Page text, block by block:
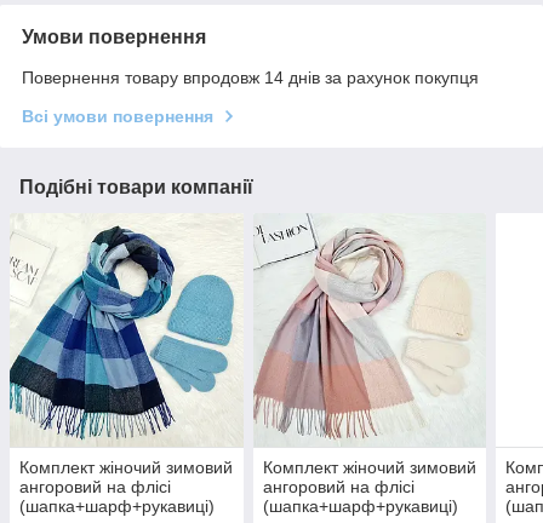
Умови повернення
Повернення товару впродовж 14 днів за рахунок покупця
Всі умови повернення
Подібні товари компанії
Комплект жіночий зимовий
ангоровий на флісі
(шапка+шарф+рукавиці)
Комплект жіночий зимовий
ангоровий на флісі
(шапка+шарф+рукавиці)